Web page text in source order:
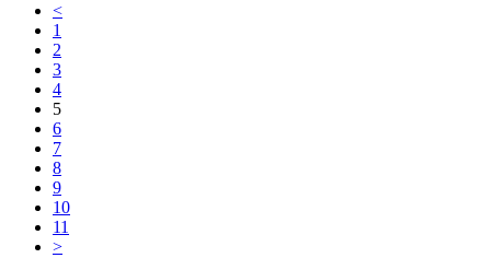
<
1
2
3
4
5
6
7
8
9
10
11
>